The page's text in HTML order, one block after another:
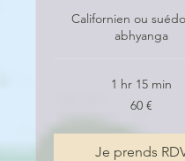
Californien ou
abhyanga
1 hr 15 min
60 €
Je prends